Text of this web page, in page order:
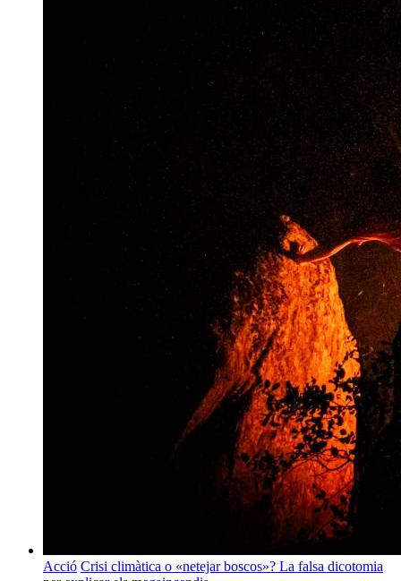
Acció Crisi climàtica o «netejar boscos»? La falsa dicotomia